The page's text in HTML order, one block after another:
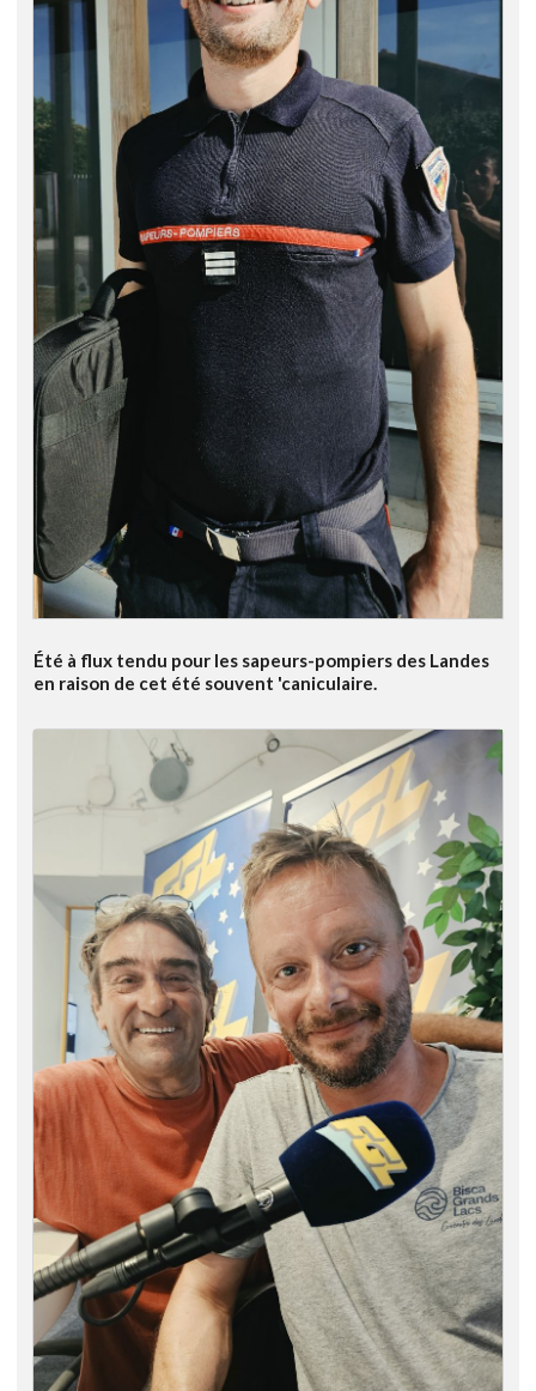
Été à flux tendu pour les sapeurs-pompiers des Landes
en raison de cet été souvent 'caniculaire.